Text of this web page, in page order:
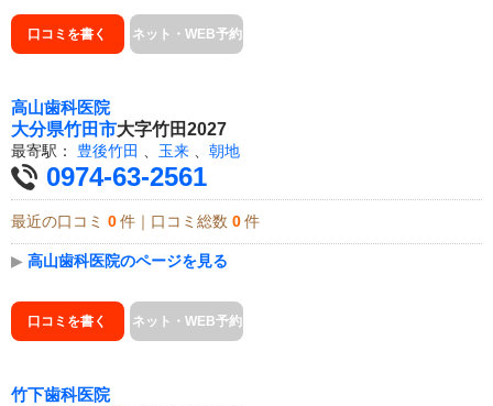
口コミを書く ネット・WEB予約
高山歯科医院
大分県竹田市大字竹田2027
最寄駅： 豊後竹田 玉来 朝地
0974-63-2561
最近の口コミ 0 件｜口コミ総数 0 件
▶ 高山歯科医院のページを見る
口コミを書く ネット・WEB予約
竹下歯科医院